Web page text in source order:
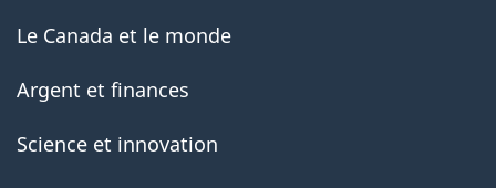
Le Canada et le monde
Argent et finances
Science et innovation